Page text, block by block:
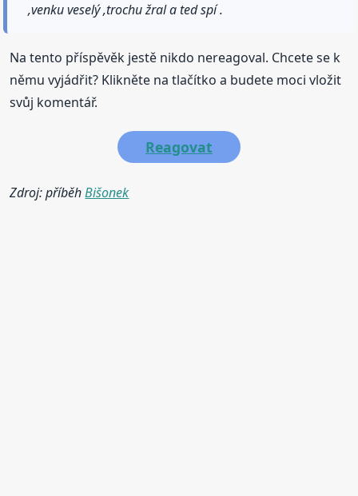
,venku veselý ,trochu žral a ted spí .
Na tento příspěvěk jestě nikdo nereagoval. Chcete se k
němu vyjádřit? Klikněte na tlačítko a budete moci vložit
svůj komentář.
Reagovat
Zdroj: příběhBišonek